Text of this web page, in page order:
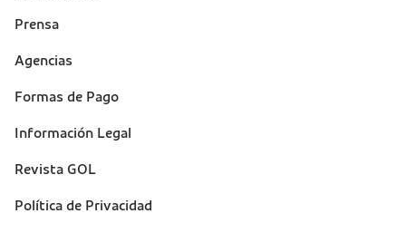
Prensa
Suporte
Agencias
Formas de Pago
Información Legal
Revista GOL
Política de Privacidad